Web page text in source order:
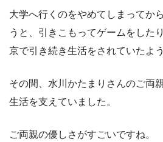
大学へ行くのをやめてしまってか
うと、引きこもってゲームをした
京で引き続き生活をされていたよう
その間、水川かたまりさんのご両
生活を支えていました。
ご両親の優しさがすごいですね。